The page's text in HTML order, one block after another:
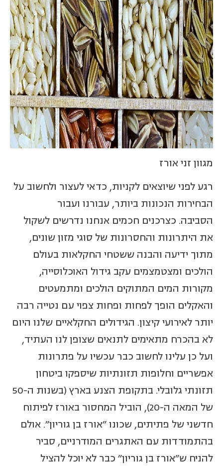
מגוון זני אורז
רגע לפני שיוצאים לקניות, כדאי לעצור ולחשוב על
הבחירות הנכונות ביותר, עבורנו ועבור
הסביבה. כצרכנים חכמים אנחנו נדרשים לשקול
את היתרונות והחסרונות של סוגי מזון שונים,
מתוך ידיעה והבנה ששטחי החקלאות בעולם
הולכים ומצטמצמים עקב גידול האוכלוסייה,
מקורות המים המתוקים הולכים ומתמעטים
והאקלים הופך לפחות ופחות צפוי עם נטייה רבה
יותר לאירועי קיצון. הגידולים החקלאיים שלנו היום
לא בהכרח מתאימים לתנאים שצופן לנו העתיד,
ועל כן עלינו לחשוב כבר עכשיו על פתרונות
אפשריים וחלופות תזונתיות שיספקו ביטחון
תזונתי גלובלי. בתקופת הצנע בארץ (בשנות ה-50
של המאה ה-20), הוביל המחסור באורז לפיתוח
חדשני של פתיתים, שכונו "אורז בן גוריון". אולם
בהתמודדות עם האתגרים המודרניים, סביר
להניח ש"אורז בן גוריון" כבר לא יוכל להציל